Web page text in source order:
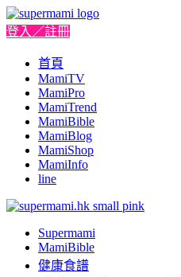
登入／註冊
首頁
MamiTV
MamiPro
MamiTrend
MamiBible
MamiBlog
MamiShop
MamiInfo
line
Supermami
MamiBible
健康食譜